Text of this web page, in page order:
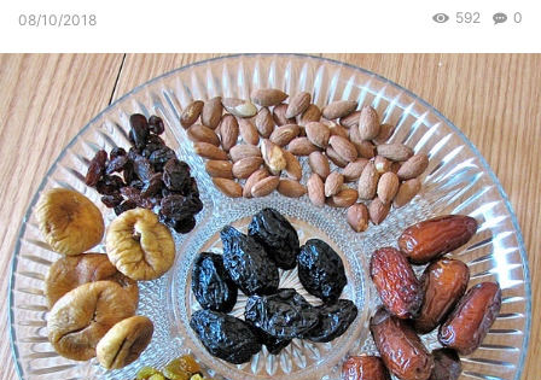
08/10/2018 0
592